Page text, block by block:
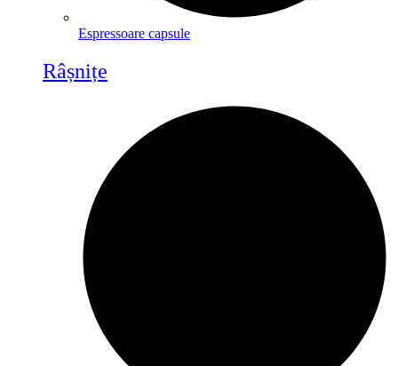
Espressoare capsule
Râșnițe